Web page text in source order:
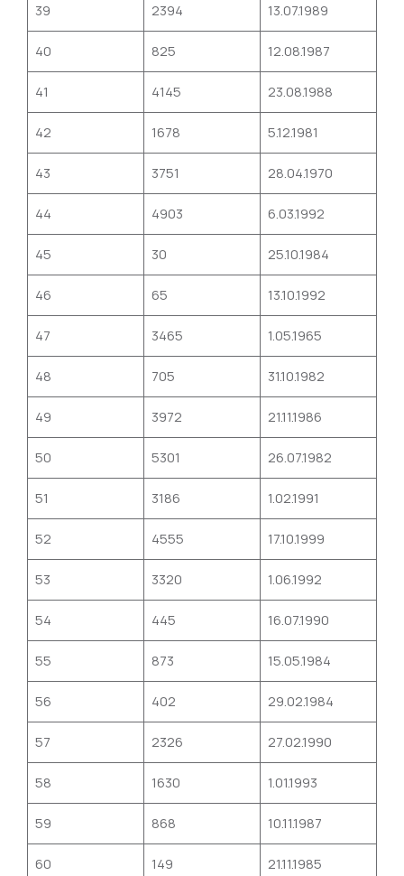
39 2394 13.07.1989
40 825 12.08.1987
41 4145 23.08.1988
42 1678 5.12.1981
43 3751 28.04.1970
44 4903 6.03.1992
45 30 25.10.1984
46 65 13.10.1992
47 3465 1.05.1965
48 705 31.10.1982
49 3972 21.11.1986
50 5301 26.07.1982
51 3186 1.02.1991
52 4555 17.10.1999
53 3320 1.06.1992
54 445 16.07.1990
55 873 15.05.1984
56 402 29.02.1984
57 2326 27.02.1990
58 1630 1.01.1993
59 868 10.11.1987
60 149 21.11.1985